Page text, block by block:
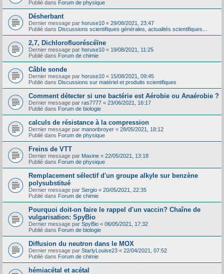
Publié dans Forum de physique
Désherbant
Dernier message par horuse10 « 29/08/2021, 23:47
Publié dans Discussions scientifiques générales, actualités scientifiques...
2,7, Dichlorofluoréscéïne
Dernier message par horuse10 « 19/08/2021, 11:25
Publié dans Forum de chimie
Câble sonde
Dernier message par horuse10 « 15/08/2021, 09:45
Publié dans Discussions sur matériel et produits scientifiques
Comment détecter si une bactérie est Aérobie ou Anaérobie ?
Dernier message par ras7777 « 23/06/2021, 16:17
Publié dans Forum de biologie
calculs de résistance à la compression
Dernier message par manonbroyer « 28/05/2021, 18:12
Publié dans Forum de physique
Freins de VTT
Dernier message par Maxine « 22/05/2021, 13:18
Publié dans Forum de physique
Remplacement sélectif d'un groupe alkyle sur benzène
polysubstitué
Dernier message par Sergio « 20/05/2021, 22:35
Publié dans Forum de chimie
Pourquoi doit-on faire le rappel d'un vaccin? Chaîne de
vulgarisation: SpyBio
Dernier message par SpyBio « 06/05/2021, 17:32
Publié dans Forum de biologie
Diffusion du neutron dans le MOX
Dernier message par StarlyLouise23 « 22/04/2021, 07:52
Publié dans Forum de chimie
hémiacétal et acétal